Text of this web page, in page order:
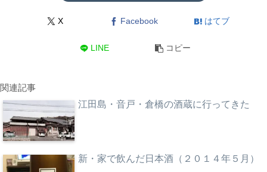
X Facebook はてブ
LINE コピー
関連記事
江田島・音戸・倉橋の酒蔵に行ってきた
新・家で飲んだ日本酒（２０１４年５月）